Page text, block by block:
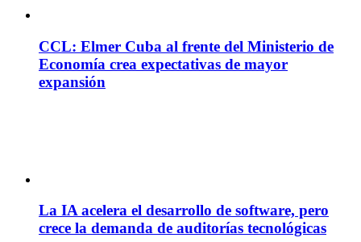
CCL: Elmer Cuba al frente del Ministerio de
Economía crea expectativas de mayor
expansión
La IA acelera el desarrollo de software, pero
crece la demanda de auditorías tecnológicas